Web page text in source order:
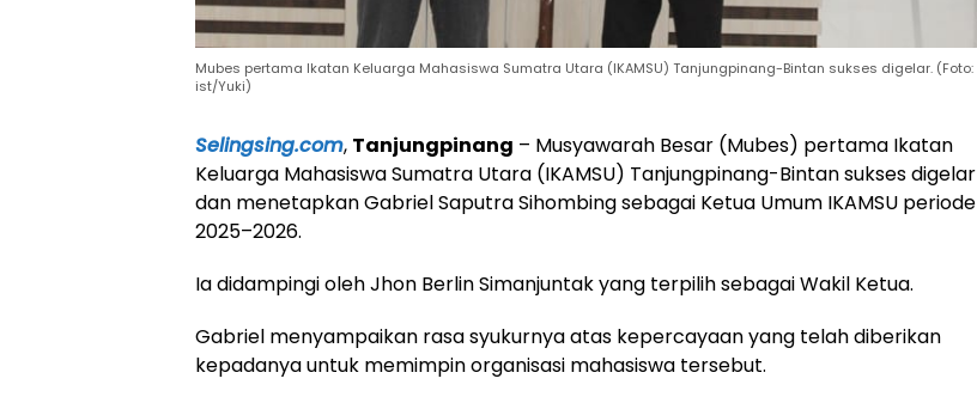
Mubes pertama Ikatan Keluarga Mahasiswa Sumatra Utara (IKAMSU) Tanjungpinang-Bintan sukses digelar. (Foto:
ist/Yuki)
Selingsing.com, Tanjungpinang – Musyawarah Besar (Mubes) pertama Ikatan
Keluarga Mahasiswa Sumatra Utara (IKAMSU) Tanjungpinang-Bintan sukses digelar
dan menetapkan Gabriel Saputra Sihombing sebagai Ketua Umum IKAMSU periode
2025–2026.
Ia didampingi oleh Jhon Berlin Simanjuntak yang terpilih sebagai Wakil Ketua.
Gabriel menyampaikan rasa syukurnya atas kepercayaan yang telah diberikan
kepadanya untuk memimpin organisasi mahasiswa tersebut.